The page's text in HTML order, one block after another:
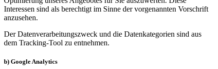
Interessen sind als berechtigt im Sinne der vorgenannten Vorschrift
anzusehen.
Der Datenverarbeitungszweck und die Datenkategorien sind aus
dem Tracking-Tool zu entnehmen.
b) Google Analytics